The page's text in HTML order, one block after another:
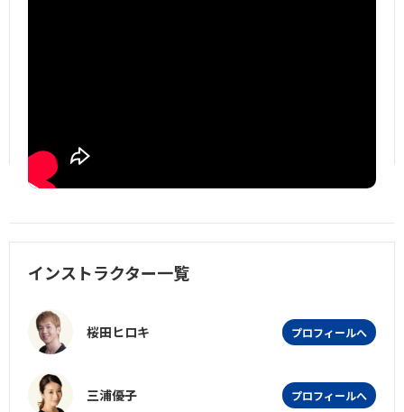
インストラクター一覧
桜田ヒロキ プロフィールへ
三浦優子 プロフィールへ